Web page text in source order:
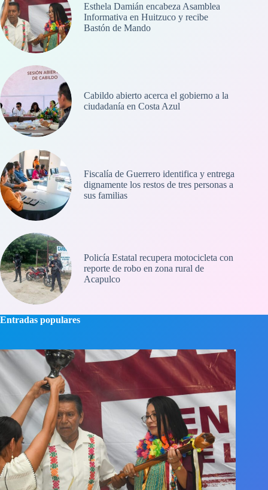
Esthela Damián encabeza Asamblea
Informativa en Huitzuco y recibe
Bastón de Mando
Cabildo abierto acerca el gobierno a la
ciudadanía en Costa Azul
Fiscalía de Guerrero identifica y entrega
dignamente los restos de tres personas a
sus familias
Policía Estatal recupera motocicleta con
reporte de robo en zona rural de
Acapulco
Entradas populares